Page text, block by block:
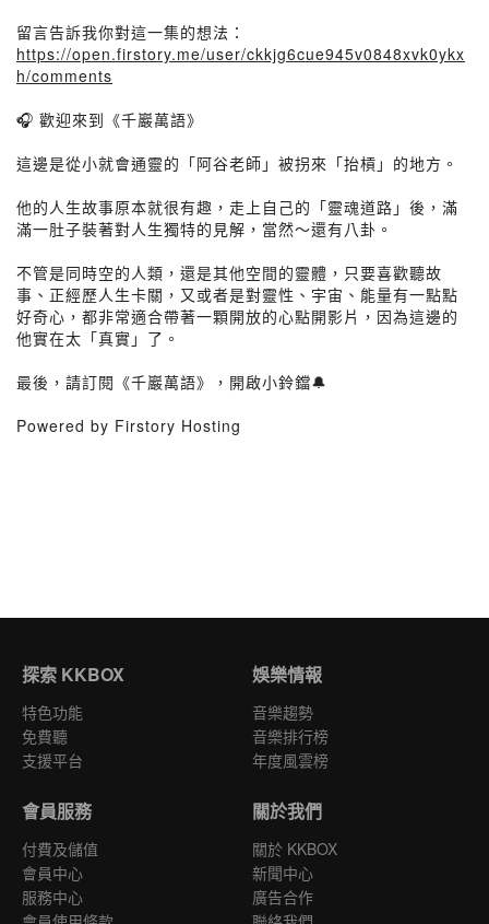
留言告訴我你對這一集的想法：
https://open.firstory.me/user/ckkjg6cue945v0848xvk0ykx
h/comments
🎧 歡迎來到《千巖萬語》
這邊是從小就會通靈的「阿谷老師」被拐來「抬槓」的地方。
他的人生故事原本就很有趣，走上自己的「靈魂道路」後，滿
滿一肚子裝著對人生獨特的見解，當然～還有八卦。
不管是同時空的人類，還是其他空間的靈體，只要喜歡聽故
事、正經歷人生卡關，又或者是對靈性、宇宙、能量有一點點
好奇心，都非常適合帶著一顆開放的心點開影片，因為這邊的
他實在太「真實」了。
最後，請訂閱《千巖萬語》，開啟小鈴鐺🔔
Powered by Firstory Hosting
探索 KKBOX
特色功能
免費聽
支援平台
娛樂情報
音樂趨勢
音樂排行榜
年度風雲榜
會員服務
付費及儲值
會員中心
服務中心
關於我們
關於 KKBOX
新聞中心
廣告合作